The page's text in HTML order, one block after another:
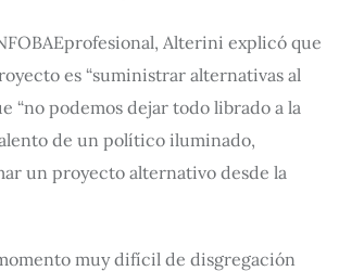
Alterini explicó que
es “suministrar alternativas al
“no podemos dejar todo librado a la
de un político iluminado,
un proyecto alternativo desde la
muy difícil de disgregación